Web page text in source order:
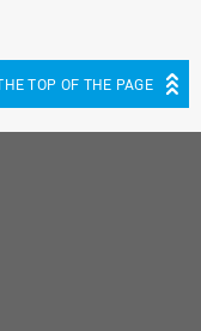
TOP OF THE PAGE